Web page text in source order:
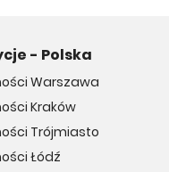
- Polska
Warszawa
Kraków
Trójmiasto
Łódź